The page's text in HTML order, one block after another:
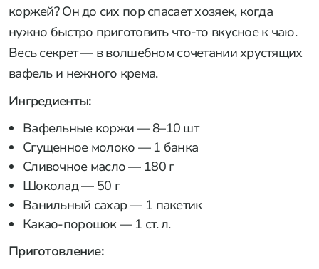
коржей? Он до сих пор спасает хозяек, когда
нужно быстро приготовить что-то вкусное к чаю.
Весь секрет — в волшебном сочетании хрустящих
вафель и нежного крема.
Ингредиенты:
Вафельные коржи — 8–10 шт
Сгущенное молоко — 1 банка
Сливочное масло — 180 г
Шоколад — 50 г
Ванильный сахар — 1 пакетик
Какао-порошок — 1 ст. л.
Приготовление: